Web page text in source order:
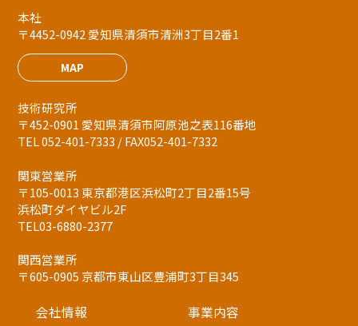
本社
〒4452-0942 愛知県清須市清洲3丁目2番1
MAP
技術研究所
〒452-0901 愛知県清須市阿原池之表116番地
TEL 052-401-7333 / FAX052-401-7332
関東営業所
〒105-0013 東京都港区浜松町2丁目2番15号
浜松町ダイヤビル2F
TEL03-6880-2377
関西営業所
〒605-0905 京都市東山区豊浦町3丁目345
会社情報 事業内容